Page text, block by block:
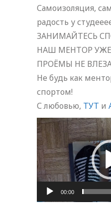
Самоизоляция,
радость у
ЗАНИМАЙТЕСЬ
НАШ МЕНТОР
ПРОЁМЫ НЕ
Не будь как
спортом!
С любовью, ТУТ и
Видеоплеер
00:00